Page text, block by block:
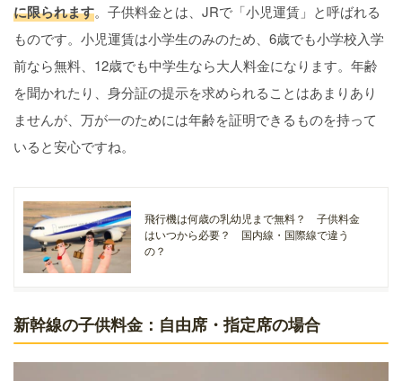
に限られます。子供料金とは、JRで「小児運賃」と呼ばれる
ものです。小児運賃は小学生のみのため、6歳でも小学校入学
前なら無料、12歳でも中学生なら大人料金になります。年齢
を聞かれたり、身分証の提示を求められることはあまりあり
ませんが、万が一のためには年齢を証明できるものを持って
いると安心ですね。
飛行機は何歳の乳幼児まで無料？ 子供料金
はいつから必要？ 国内線・国際線で違う
の？
新幹線の子供料金：自由席・指定席の場合